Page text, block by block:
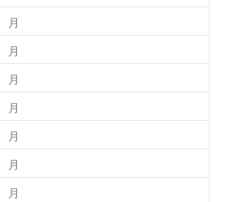
月
月
月
月
月
月
月